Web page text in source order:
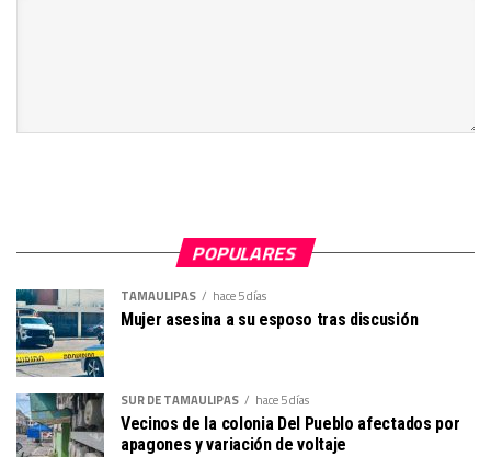
POPULARES
TAMAULIPAS hace 5 días
Mujer asesina a su esposo tras discusión
SUR DE TAMAULIPAS hace 5 días
Vecinos de la colonia Del Pueblo afectados por
apagones y variación de voltaje